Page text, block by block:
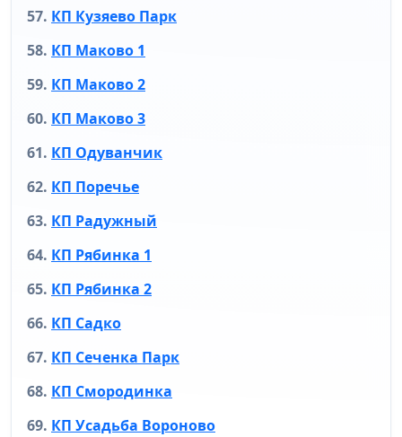
КП Кузяево Парк
КП Маково 1
КП Маково 2
КП Маково 3
КП Одуванчик
КП Поречье
КП Радужный
КП Рябинка 1
КП Рябинка 2
КП Садко
КП Сеченка Парк
КП Смородинка
КП Усадьба Вороново